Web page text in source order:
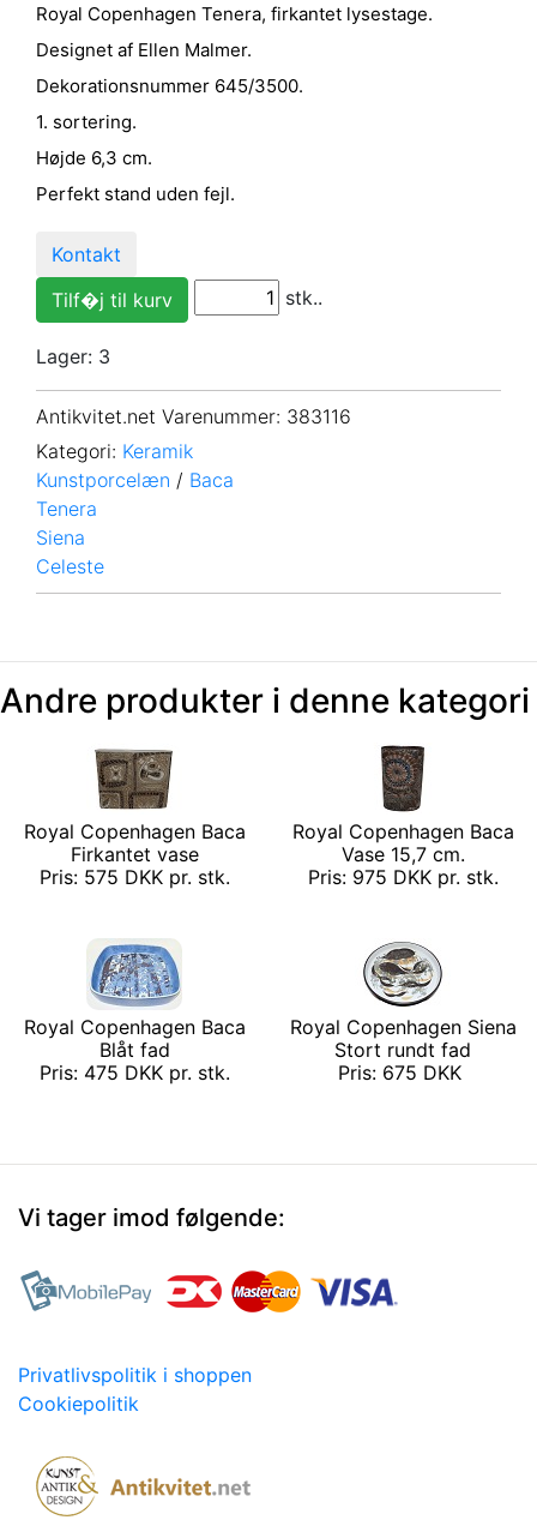
Royal Copenhagen Tenera, firkantet lysestage.
Designet af Ellen Malmer.
Dekorationsnummer 645/3500.
1. sortering.
Højde 6,3 cm.
Perfekt stand uden fejl.
Kontakt
stk..
Lager: 3
Antikvitet.net Varenummer: 383116
Kategori: Keramik
Kunstporcelæn / Baca
Tenera
Siena
Celeste
Andre produkter i denne kategori
Royal Copenhagen Baca
Firkantet vase
Pris: 575 DKK pr. stk.
Royal Copenhagen Baca
Vase 15,7 cm.
Pris: 975 DKK pr. stk.
Royal Copenhagen Baca
Blåt fad
Pris: 475 DKK pr. stk.
Royal Copenhagen Siena
Stort rundt fad
Pris: 675 DKK
Vi tager imod følgende:
Privatlivspolitik i shoppen
Cookiepolitik